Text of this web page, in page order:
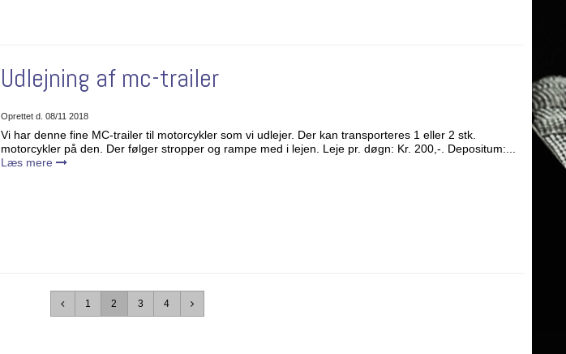
Udlejning af mc-trailer
Oprettet d. 08/11 2018
Vi har denne fine MC-trailer til motorcykler som vi udlejer. Der kan transporteres 1 eller 2 stk.
motorcykler på den. Der følger stropper og rampe med i lejen. Leje pr. døgn: Kr. 200,-. Depositum:...
Læs mere
1 2 3 4